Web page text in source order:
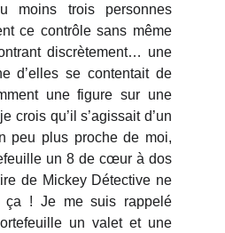
moins trois personnes
ce contrôle sans même
discrètement… une
d’elles se contentait de
une figure sur une
crois qu’il s’agissait d’un
peu plus proche de moi,
un 8 de cœur à dos
de Mickey Détective ne
ça ! Je me suis rappelé
un valet et une